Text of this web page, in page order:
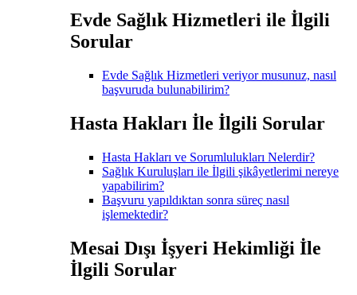
Evde Sağlık Hizmetleri ile İlgili
Sorular
Evde Sağlık Hizmetleri veriyor musunuz, nasıl
başvuruda bulunabilirim?
Hasta Hakları İle İlgili Sorular
Hasta Hakları ve Sorumlulukları Nelerdir?
Sağlık Kuruluşları ile İlgili şikâyetlerimi nereye
yapabilirim?
Başvuru yapıldıktan sonra süreç nasıl
işlemektedir?
Mesai Dışı İşyeri Hekimliği İle
İlgili Sorular